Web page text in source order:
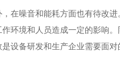
噪音和能耗方面也有待改进
环境和人员造成一定的影响
设备研发和生产企业需要面对